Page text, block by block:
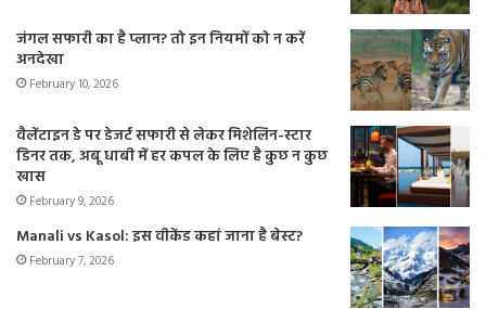
जंगल सफारी का है प्लान? तो इन नियमों को न करें
अनदेखा
February 10, 2026
वैलेंटाइन डे पर डेजर्ट सफारी से लेकर मिशेलिन-स्टार
डिनर तक, अबू धाबी में हर कपल के लिए है कुछ न कुछ
खास
February 9, 2026
Manali vs Kasol: इस वीकेंड कहां जाना है बेस्ट?
February 7, 2026